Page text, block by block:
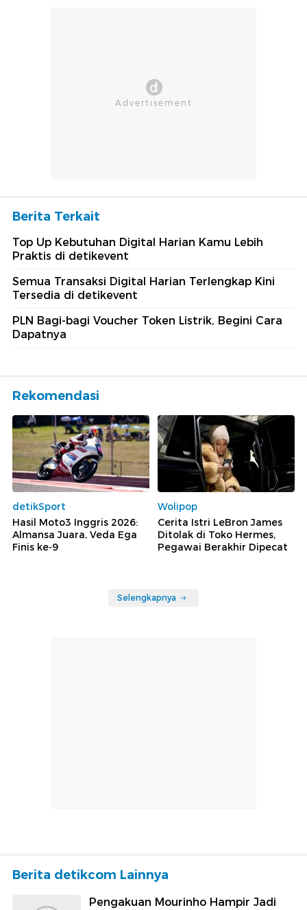
Berita Terkait
Top Up Kebutuhan Digital Harian Kamu Lebih
Praktis di detikevent
Semua Transaksi Digital Harian Terlengkap Kini
Tersedia di detikevent
PLN Bagi-bagi Voucher Token Listrik, Begini Cara
Dapatnya
Rekomendasi
detikSport
Hasil Moto3 Inggris 2026:
Almansa Juara, Veda Ega
Finis ke-9
Wolipop
Cerita Istri LeBron James
Ditolak di Toko Hermes,
Pegawai Berakhir Dipecat
Selengkapnya
Berita detikcom Lainnya
Pengakuan Mourinho Hampir Jadi